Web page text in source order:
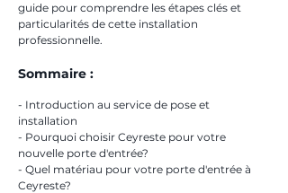
guide pour comprendre les étapes clés et
particularités de cette installation
professionnelle.
Sommaire :
- Introduction au service de pose et
installation
- Pourquoi choisir Ceyreste pour votre
nouvelle porte d'entrée?
- Quel matériau pour votre porte d'entrée à
Ceyreste?